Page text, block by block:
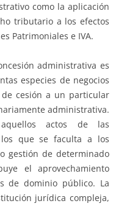
como la aplicación
tributario a los efectos
Patrimoniales e IVA.
administrativa es
especies de negocios
cesión a un particular
administrativa.
actos de las
los que se faculta a los
gestión de determinado
el aprovechamiento
de dominio público. La
jurídica compleja,